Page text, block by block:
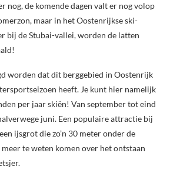
nog, de komende dagen valt er nog volop
maar in het Oostenrijkse ski-
bij de Stubai-vallei, worden de latten
worden dat dit berggebied in Oostenrijk
heeft. Je kunt hier namelijk
per jaar skiën! Van september tot eind
juni. Een populaire attractie bij
ijsgrot die zo’n 30 meter onder de
te weten komen over het ontstaan